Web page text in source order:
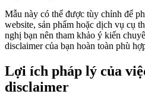
Mẫu này có thể được tùy chỉnh để
website, sản phẩm hoặc dịch vụ cụ
nghị bạn nên tham khảo ý kiến
disclaimer của bạn hoàn toàn phù
Lợi ích pháp lý của
disclaimer